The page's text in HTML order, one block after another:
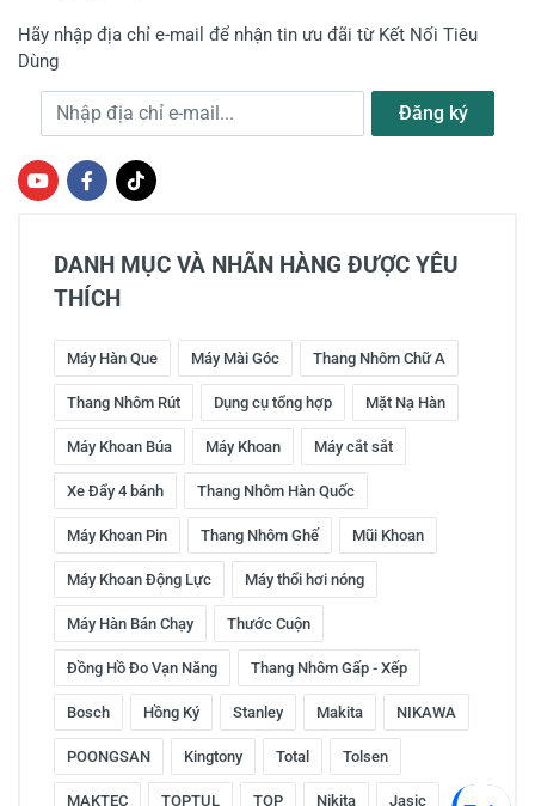
Hãy nhập địa chỉ e-mail để nhận tin ưu đãi từ Kết Nối Tiêu
Dùng
Địa chỉ e-mail Đăng ký
DANH MỤC VÀ NHÃN HÀNG ĐƯỢC YÊU
THÍCH
Máy Hàn Que Máy Mài Góc Thang Nhôm Chữ A
Thang Nhôm Rút Dụng cụ tổng hợp Mặt Nạ Hàn
Máy Khoan Búa Máy Khoan Máy cắt sắt
Xe Đẩy 4 bánh Thang Nhôm Hàn Quốc
Máy Khoan Pin Thang Nhôm Ghế Mũi Khoan
Máy Khoan Động Lực Máy thổi hơi nóng
Máy Hàn Bán Chạy Thước Cuộn
Đồng Hồ Đo Vạn Năng Thang Nhôm Gấp - Xếp
Bosch Hồng Ký Stanley Makita NIKAWA
POONGSAN Kingtony Total Tolsen
MAKTEC TOPTUL TOP Nikita Jasic